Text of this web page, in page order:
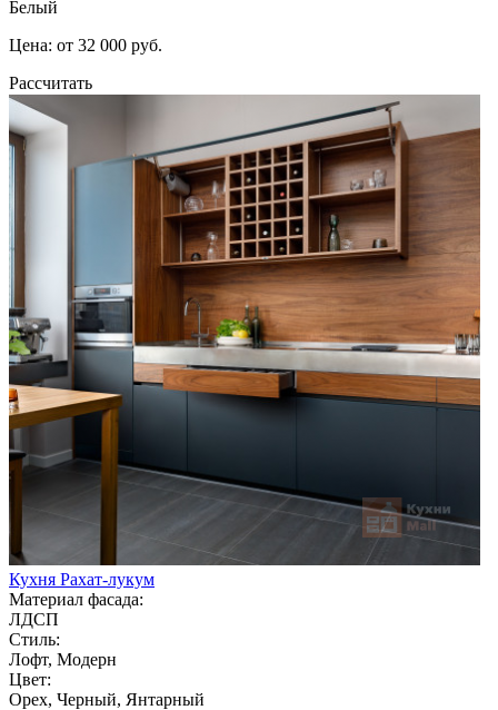
Белый
Цена: от 32 000 руб.
Рассчитать
Кухня Рахат-лукум
Материал фасада:
ЛДСП
Стиль:
Лофт, Модерн
Цвет:
Орех, Черный, Янтарный